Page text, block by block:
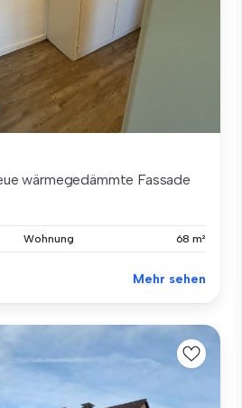
wärmegedämmte Fassade
Wohnung 68 m²
Mehr sehen